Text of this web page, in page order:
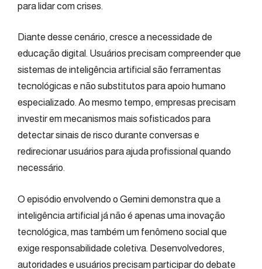
para lidar com crises.
Diante desse cenário, cresce a necessidade de
educação digital. Usuários precisam compreender que
sistemas de inteligência artificial são ferramentas
tecnológicas e não substitutos para apoio humano
especializado. Ao mesmo tempo, empresas precisam
investir em mecanismos mais sofisticados para
detectar sinais de risco durante conversas e
redirecionar usuários para ajuda profissional quando
necessário.
O episódio envolvendo o Gemini demonstra que a
inteligência artificial já não é apenas uma inovação
tecnológica, mas também um fenômeno social que
exige responsabilidade coletiva. Desenvolvedores,
autoridades e usuários precisam participar do debate